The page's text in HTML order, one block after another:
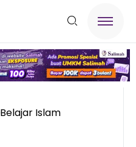
Belajar Islam